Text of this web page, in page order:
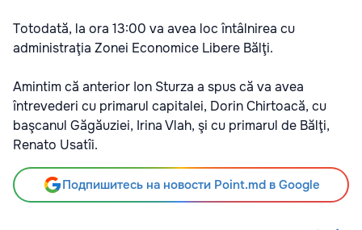
Totodată, la ora 13:00 va avea loc întâlnirea cu
administraţia Zonei Economice Libere Bălţi.
Amintim că anterior Ion Sturza a spus că va avea
întrevederi cu primarul capitalei, Dorin Chirtoacă, cu
başcanul Găgăuziei, Irina Vlah, şi cu primarul de Bălţi,
Renato Usatîi.
Подпишитесь на новости Point.md в Google